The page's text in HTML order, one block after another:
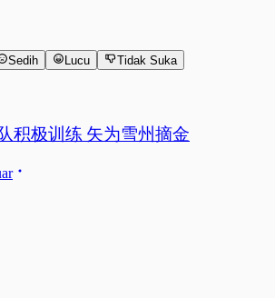
Sedih Lucu Tidak Suka
积极训练 矢为雪州摘金